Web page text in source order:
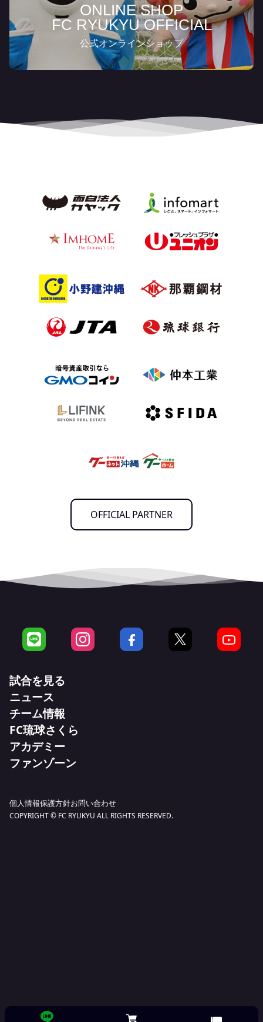
ONLINE SHOP
FC RYUKYU OFFICIAL
公式オンラインショップ
OFFICIAL PARTNER
試合を見る
試合日程・結果
ホームゲーム情報
はじめての観戦ガイド
Ticket Top
購入ガイド
ニュース
ニュース一覧
全て
トップチーム
チケット・ホームゲーム
その他
チーム情報
選手スタッフ
チームスケジュール
練習場
SHINKAスタッフ
FC琉球さくら
FC琉球さくらTOP
FC琉球さくらニュース
アカデミー
Academy Top
FC琉球サッカースクール
ファンゾーン
FCR COIN.
個人情報保護方針お問い合わせ
COPYRIGHT © FC RYUKYU ALL RIGHTS RESERVED.